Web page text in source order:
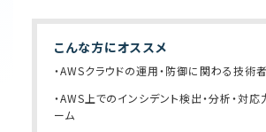
こんな方にオススメ
・AWSクラウドの運用・防御に関わる技術者
・AWS上でのインシデント検出・分析・対
ーム